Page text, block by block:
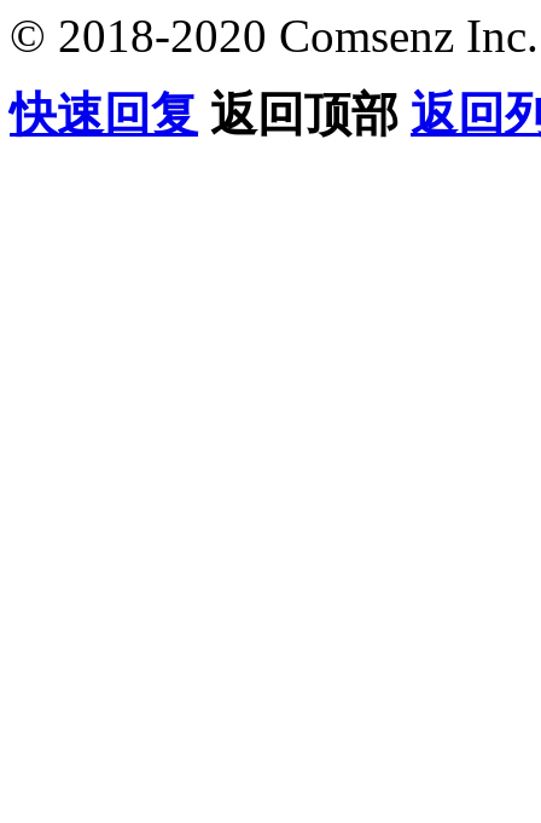
© 2018-2020 Comsenz Inc.
快速回复 返回顶部 返回